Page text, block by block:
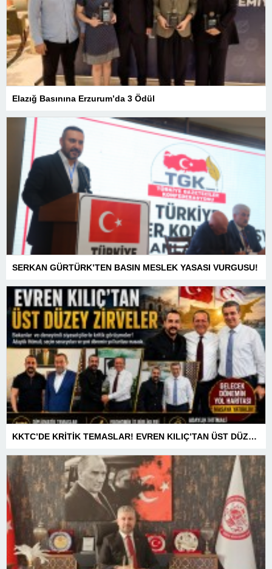
Elazığ Basınına Erzurum’da 3 Ödül
SERKAN GÜRTÜRK’TEN BASIN MESLEK YASASI VURGUSU!
KKTC’DE KRİTİK TEMASLAR! EVREN KILIÇ’TAN ÜST DÜZEY ZİRVELER